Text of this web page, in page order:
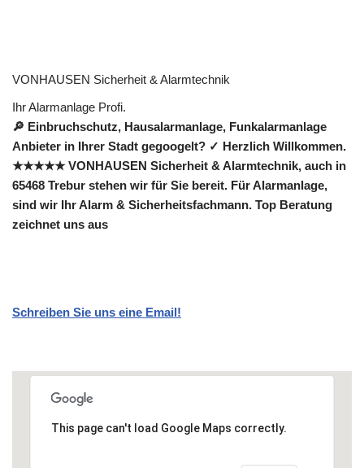
VONHAUSEN Sicherheit & Alarmtechnik
Ihr Alarmanlage Profi.
🔎 Einbruchschutz, Hausalarmanlage, Funkalarmanlage
Anbieter in Ihrer Stadt gegoogelt? ✓ Herzlich Willkommen.
★★★★★ VONHAUSEN Sicherheit & Alarmtechnik, auch in
65468 Trebur stehen wir für Sie bereit. Für Alarmanlage,
sind wir Ihr Alarm & Sicherheitsfachmann. Top Beratung
zeichnet uns aus
Schreiben Sie uns eine Email!
This page can't load Google Maps correctly.